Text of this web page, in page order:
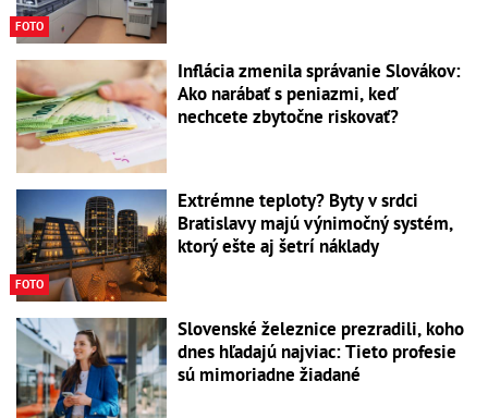
FOTO
Inflácia zmenila správanie Slovákov:
Ako narábať s peniazmi, keď
nechcete zbytočne riskovať?
FOTO
Extrémne teploty? Byty v srdci
Bratislavy majú výnimočný systém,
ktorý ešte aj šetrí náklady
Slovenské železnice prezradili, koho
dnes hľadajú najviac: Tieto profesie
sú mimoriadne žiadané